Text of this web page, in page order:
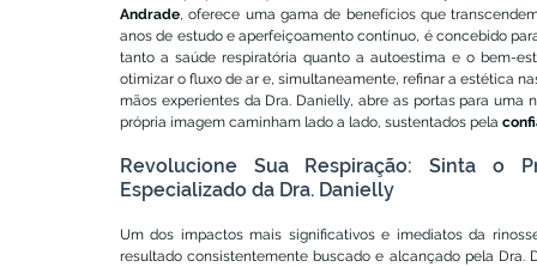
Andrade, oferece uma gama de benefícios que
anos de estudo e aperfeiçoamento contínuo, é concebido
tanto a saúde respiratória quanto a autoestima e o bem-
otimizar o fluxo de ar e, simultaneamente, refinar a estética
mãos experientes da Dra. Danielly, abre as portas para
própria imagem caminham lado a lado, sustentados pela
Revolucione Sua Respiração: Sinta o
Especializado da Dra. Danielly
Um dos impactos mais significativos e imediatos da
resultado consistentemente buscado e alcançado pela Dra.